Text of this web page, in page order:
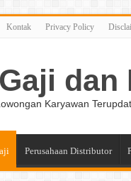
Kontak Privacy Policy
dan
Karyawan
Perusahaan Distributor